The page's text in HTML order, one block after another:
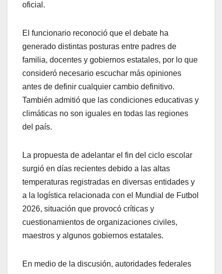
oficial.
El funcionario reconoció que el debate ha
generado distintas posturas entre padres de
familia, docentes y gobiernos estatales, por lo que
consideró necesario escuchar más opiniones
antes de definir cualquier cambio definitivo.
También admitió que las condiciones educativas y
climáticas no son iguales en todas las regiones
del país.
La propuesta de adelantar el fin del ciclo escolar
surgió en días recientes debido a las altas
temperaturas registradas en diversas entidades y
a la logística relacionada con el Mundial de Futbol
2026, situación que provocó críticas y
cuestionamientos de organizaciones civiles,
maestros y algunos gobiernos estatales.
En medio de la discusión, autoridades federales